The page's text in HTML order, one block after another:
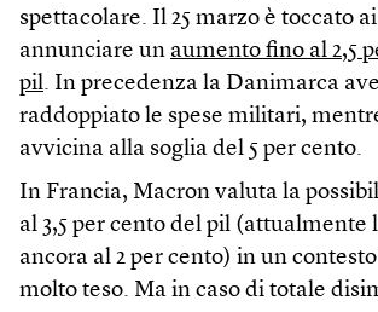
spettacolare. Il 25 marzo è toccato
annunciare un aumento fino al 2,5
pil. In precedenza la Danimarca
raddoppiato le spese militari,
avvicina alla soglia del 5 per cento.
In Francia, Macron valuta la
al 3,5 per cento del pil (attualmente
ancora al 2 per cento) in un
molto teso. Ma in caso di totale